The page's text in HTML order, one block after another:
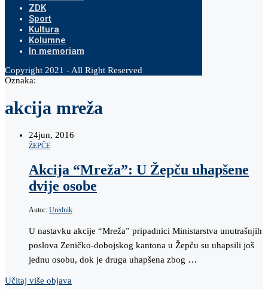
ZDK
Sport
Kultura
Kolumne
In memoriam
Copyright 2021 - All Right Reserved
Oznaka:
akcija mreža
24jun, 2016
ŽEPČE
Akcija “Mreža”: U Žepču uhapšene
dvije osobe
Autor: Urednik
U nastavku akcije “Mreža” pripadnici Ministarstva unutrašnjih
poslova Zeničko-dobojskog kantona u Žepču su uhapsili još
jednu osobu, dok je druga uhapšena zbog …
Učitaj više objava